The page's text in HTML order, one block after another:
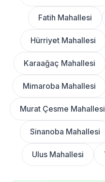
Fatih Mahallesi
Hürriyet Mahallesi
Karaağaç Mahallesi
Mimaroba Mahallesi
Murat Çesme Mahallesi
Sinanoba Mahallesi
Ulus Mahallesi